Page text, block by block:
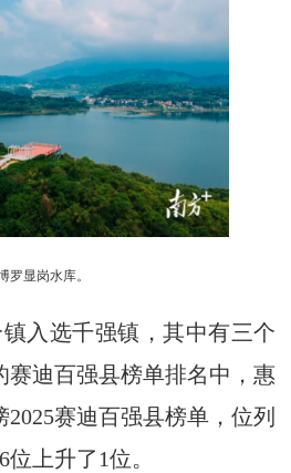
罗显岗水库。
选千强镇，其中有三个
赛迪百强县榜单排名中，惠
赛迪百强县榜单，位列
上升了1位。